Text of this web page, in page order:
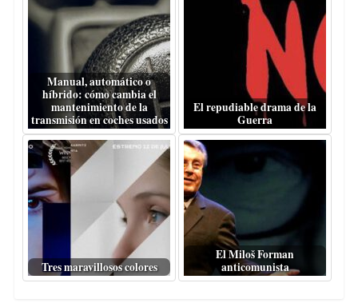
Manual, automático o
híbrido: cómo cambia el
mantenimiento de la
transmisión en coches usados
El repudiable drama de la
Guerra
Tres maravillosos colores
El Miloš Forman
anticomunista